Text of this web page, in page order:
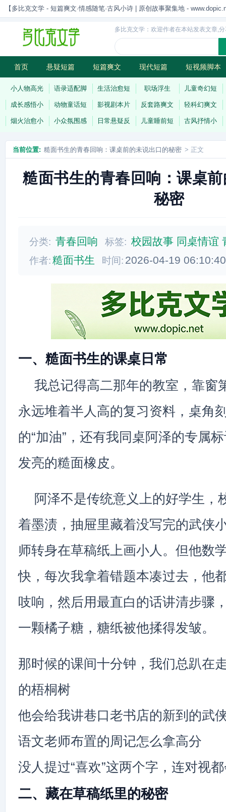
【多比克文学 - 短篇爽文·情感随笔·古风小诗 | 原创故事聚集地 -
多比克文学：欢迎作者在本站发表文章,
首页 悬疑短篇 短篇爽文 现代短篇 短视频脚本
古风小诗 科幻短篇 现代小诗 连载
小人物高光 语录适配脚 生活治愈短 职场浮生 儿童奇幻短
成长感悟小 动物童话短 影视剧本片 反套路爽文 轻科幻爽文
烟火治愈小 小众氛围感 日常悬疑反 儿童睡前短 古风抒情小
当前位置: 糙面书生的青春回响：课桌前的未说出口的秘密 > 正文
糙面书生的青春回响：课桌
秘密
分类: 青春回响 标签: 校园故事 同桌情谊
作者:糙面书生 时间: 2026-04-19
一、糙面书生的课桌日常
我总记得高二那年的教室，靠窗
永远堆着半人高的复习资料，桌角
的“加油”，还有我同桌阿泽的专属
发亮的糙面橡皮。
阿泽不是传统意义上的好学生，
着墨渍，抽屉里藏着没写完的武侠
师转身在草稿纸上画小人。但他数
快，每次我拿着错题本凑过去，他
吱响，然后用最直白的话讲清步骤
一颗橘子糖，糖纸被他揉得发皱。
那时候的课间十分钟，我们总趴在
的梧桐树
他会给我讲巷口老书店的新到的武
语文老师布置的周记怎么拿高分
没人提过“喜欢”这两个字，连对视
二、藏在草稿纸里的秘密